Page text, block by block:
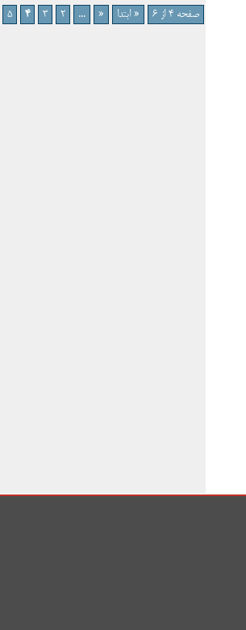
صفحه 4 از 6 « ابتدا «
...
2
3
4
5